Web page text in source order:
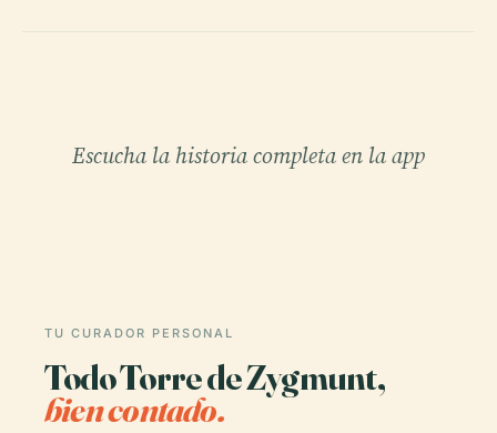
Escucha la historia completa en la app
TU CURADOR PERSONAL
Todo Torre de Zygmunt,
bien contado.